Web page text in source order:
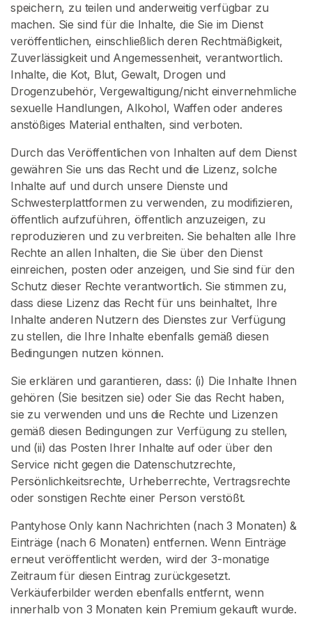
speichern, zu teilen und anderweitig verfügbar zu
machen. Sie sind für die Inhalte, die Sie im Dienst
veröffentlichen, einschließlich deren Rechtmäßigkeit,
Zuverlässigkeit und Angemessenheit, verantwortlich.
Inhalte, die Kot, Blut, Gewalt, Drogen und
Drogenzubehör, Vergewaltigung/nicht einvernehmliche
sexuelle Handlungen, Alkohol, Waffen oder anderes
anstößiges Material enthalten, sind verboten.
Durch das Veröffentlichen von Inhalten auf dem Dienst
gewähren Sie uns das Recht und die Lizenz, solche
Inhalte auf und durch unsere Dienste und
Schwesterplattformen zu verwenden, zu modifizieren,
öffentlich aufzuführen, öffentlich anzuzeigen, zu
reproduzieren und zu verbreiten. Sie behalten alle Ihre
Rechte an allen Inhalten, die Sie über den Dienst
einreichen, posten oder anzeigen, und Sie sind für den
Schutz dieser Rechte verantwortlich. Sie stimmen zu,
dass diese Lizenz das Recht für uns beinhaltet, Ihre
Inhalte anderen Nutzern des Dienstes zur Verfügung
zu stellen, die Ihre Inhalte ebenfalls gemäß diesen
Bedingungen nutzen können.
Sie erklären und garantieren, dass: (i) Die Inhalte Ihnen
gehören (Sie besitzen sie) oder Sie das Recht haben,
sie zu verwenden und uns die Rechte und Lizenzen
gemäß diesen Bedingungen zur Verfügung zu stellen,
und (ii) das Posten Ihrer Inhalte auf oder über den
Service nicht gegen die Datenschutzrechte,
Persönlichkeitsrechte, Urheberrechte, Vertragsrechte
oder sonstigen Rechte einer Person verstößt.
Pantyhose Only kann Nachrichten (nach 3 Monaten) &
Einträge (nach 6 Monaten) entfernen. Wenn Einträge
erneut veröffentlicht werden, wird der 3-monatige
Zeitraum für diesen Eintrag zurückgesetzt.
Verkäuferbilder werden ebenfalls entfernt, wenn
innerhalb von 3 Monaten kein Premium gekauft wurde.
o
n
t
a
k
t
/
S
p
p
o
r
t